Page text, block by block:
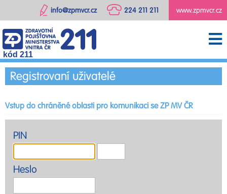
www.zpmvcr.cz
224 211 211
info@zpmvcr.cz
kód 211
Registrovaní uživatelé
Vstup do chráněné oblasti pro komunikaci se ZP MV ČR
PIN
Heslo